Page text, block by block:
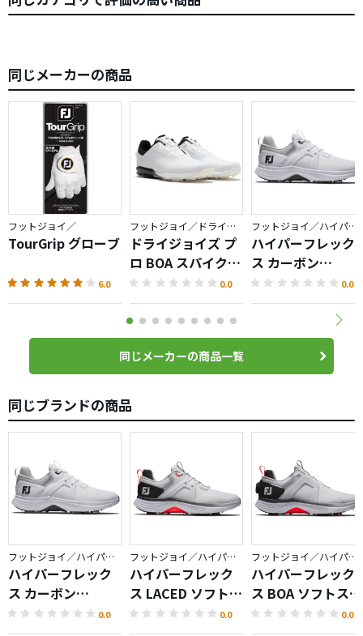
同じメーカーの商品
フットジョイ／
TourGrip グローブ
6.0
フットジョイ／ドライジョイズ
ドライジョイズ プ
ロ BOA スパイクレ
スシューズ
0.0
フットジョイ／ハイパーフレックス
ハイパーフレック
ス カーボン
LACED（2025）0.0
同じメーカーの商品一覧
同じブランドの商品
フットジョイ／ハイパーフレックス
ハイパーフレック
ス カーボン
LACED（2025）0.0
フットジョイ／ハイパーフレックス
ハイパーフレック
ス LACED ソフトス
パイクシューズ 0.0
フットジョイ／ハイパーフレックス
ハイパーフレック
ス BOA ソフトスパ
イクシューズ
0.0